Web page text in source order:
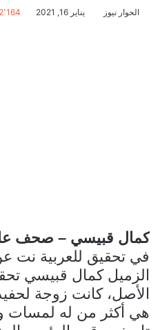
الحوار نيوز يناير 16, 2021 2٬164
كمال قبيسي – صحف
في تحقيق للعربية نت
الزميل كمال قبيسي
الأصل، كانت زوجة
هي أكثر من له